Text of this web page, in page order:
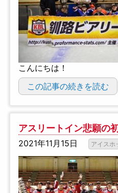
こんにちは！
この記事の続きを読む
アスリートイン悲願の
2021年11月15日 アイスホ